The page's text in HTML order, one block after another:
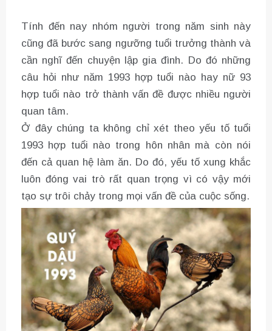
Tính đến nay nhóm người trong năm sinh này
cũng đã bước sang ngưỡng tuổi trưởng thành và
cần nghĩ đến chuyện lập gia đình. Do đó những
câu hỏi như năm 1993 hợp tuổi nào hay nữ 93
hợp tuổi nào trở thành vấn đề được nhiều người
quan tâm.
Ở đây chúng ta không chỉ xét theo yếu tố tuổi
1993 hợp tuổi nào trong hôn nhân mà còn nói
đến cả quan hệ làm ăn. Do đó, yếu tố xung khắc
luôn đóng vai trò rất quan trọng vì có vậy mới
tạo sự trôi chảy trong mọi vấn đề của cuộc sống.